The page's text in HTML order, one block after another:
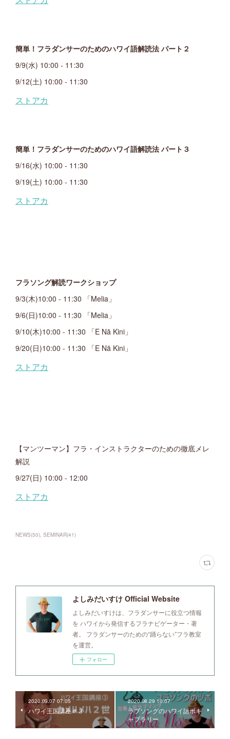
簡単！フラダンサーのためのハワイ語解読法 パート２
9/9(水) 10:00 - 11:30
9/12(土) 10:00 - 11:30
簡単！フラダンサーのためのハワイ語解読法 パート３
9/16(水) 10:00 - 11:30
9/19(土) 10:00 - 11:30
フラソング解読ワークショップ
9/3(木)10:00 - 11:30 「Melia」
9/6(日)10:00 - 11:30 「Melia」
9/10(木)10:00 - 11:30 「E Nā Kini」
9/20(日)10:00 - 11:30 「E Nā Kini」
【マンツーマン】フラ・インストラクターのための徹底メレ
解説
9/27(日) 10:00 - 12:00
NEWS(50) SEMINAR(41)
よしみだいすけ Official Website
よしみだいすけは、フラダンサーに役立つ情報
を ハワイから発信するフラナビゲーター・著
者。 フラダンサーのための“踊らない”フラ教室
を運営。
フォロー
2020.09.07 07:05
ハワイ王国講座＃３
2020.08.29 10:07
ラブソングのハワイ語ボキ
ャブラリー